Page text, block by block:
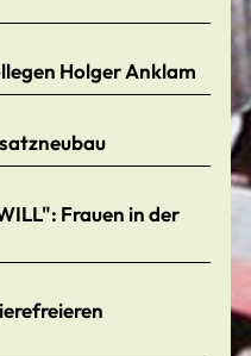
Holger Anklam
Frauen in der